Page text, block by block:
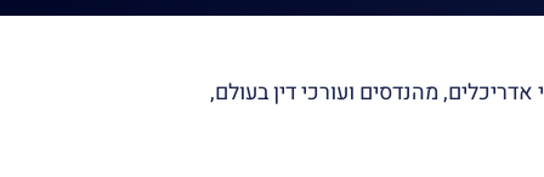
מהנדסים ועורכי דין בעולם,